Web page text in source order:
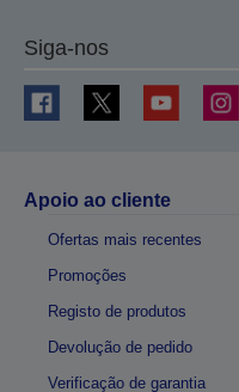
Siga-nos
Apoio ao cliente
Ofertas mais recentes
Promoções
Registo de produtos
Devolução de pedido
Verificação de garantia